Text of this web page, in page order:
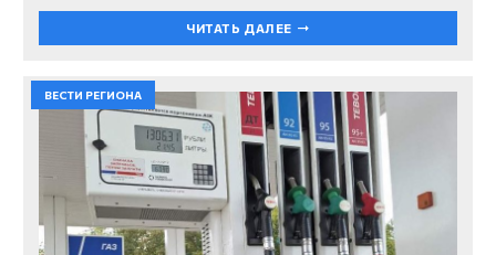
ЧИТАТЬ ДАЛЕЕ
ВЕСТИ РЕГИОНА